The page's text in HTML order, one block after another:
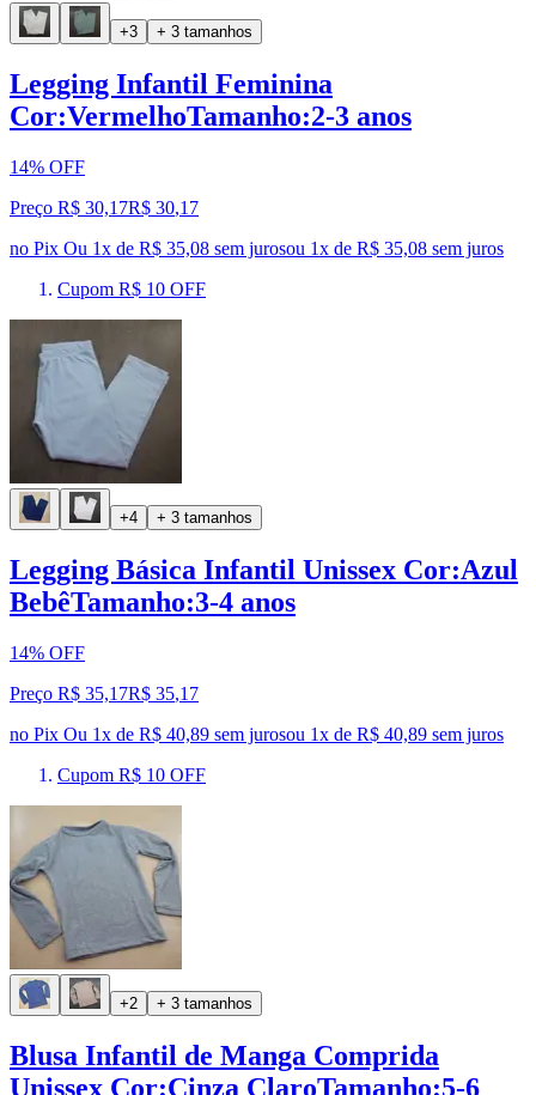
+3 + 3 tamanhos
Legging Infantil Feminina
Cor:VermelhoTamanho:2-3 anos
14% OFF
Preço R$ 30,17R$ 30,17
no Pix Ou 1x de R$ 35,08 sem jurosou 1x de R$ 35,08 sem juros
Cupom R$ 10 OFF
+4 + 3 tamanhos
Legging Básica Infantil Unissex Cor:Azul
BebêTamanho:3-4 anos
14% OFF
Preço R$ 35,17R$ 35,17
no Pix Ou 1x de R$ 40,89 sem jurosou 1x de R$ 40,89 sem juros
Cupom R$ 10 OFF
+2 + 3 tamanhos
Blusa Infantil de Manga Comprida
Unissex Cor:Cinza ClaroTamanho:5-6